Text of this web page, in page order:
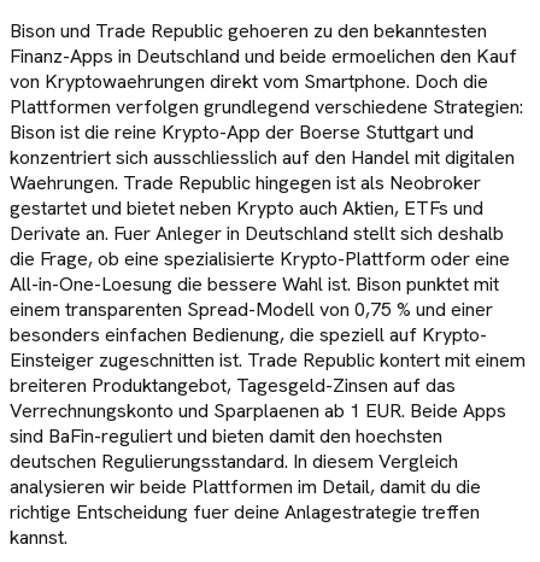
Bison und Trade Republic gehoeren zu den bekanntesten
Finanz-Apps in Deutschland und beide ermoelichen den Kauf
von Kryptowaehrungen direkt vom Smartphone. Doch die
Plattformen verfolgen grundlegend verschiedene Strategien:
Bison ist die reine Krypto-App der Boerse Stuttgart und
konzentriert sich ausschliesslich auf den Handel mit digitalen
Waehrungen. Trade Republic hingegen ist als Neobroker
gestartet und bietet neben Krypto auch Aktien, ETFs und
Derivate an. Fuer Anleger in Deutschland stellt sich deshalb
die Frage, ob eine spezialisierte Krypto-Plattform oder eine
All-in-One-Loesung die bessere Wahl ist. Bison punktet mit
einem transparenten Spread-Modell von 0,75 % und einer
besonders einfachen Bedienung, die speziell auf Krypto-
Einsteiger zugeschnitten ist. Trade Republic kontert mit einem
breiteren Produktangebot, Tagesgeld-Zinsen auf das
Verrechnungskonto und Sparplaenen ab 1 EUR. Beide Apps
sind BaFin-reguliert und bieten damit den hoechsten
deutschen Regulierungsstandard. In diesem Vergleich
analysieren wir beide Plattformen im Detail, damit du die
richtige Entscheidung fuer deine Anlagestrategie treffen
kannst.